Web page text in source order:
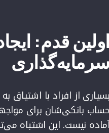
اولین قدم:
سرمایه‌گذاری
بسیاری از افراد با
حساب بانکی‌شان برای
نیست. این اشتباه